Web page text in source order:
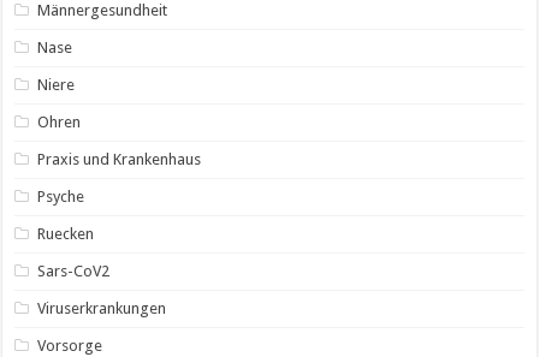
Männergesundheit
Nase
Niere
Ohren
Praxis und Krankenhaus
Psyche
Ruecken
Sars-CoV2
Viruserkrankungen
Vorsorge